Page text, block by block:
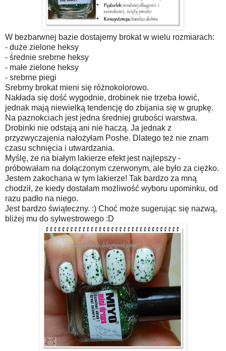
W bezbarwnej bazie dostajemy brokat w wielu rozmiarach:
- duże zielone heksy
- średnie srebrne heksy
- małe zielone heksy
- srebrne piegi
Srebrny brokat mieni się różnokolorowo.
Nakłada się dość wygodnie, drobinek nie trzeba łowić,
jednak mają niewielką tendencję do zbijania się w grupkę.
Na paznokciach jest jedna średniej grubości warstwa.
Drobinki nie odstają ani nie haczą. Ja jednak z
przyzwyczajenia nałożyłam Poshe. Dlatego też nie znam
czasu schnięcia i utwardzania.
Myślę, że na białym lakierze efekt jest najlepszy -
próbowałam na dołączonym czerwonym, ale było za ciężko.
Jestem zakochana w tym lakierze! Tak bardzo za mną
chodził, że kiedy dostałam możliwość wyboru upominku, od
razu padło na niego.
Jest bardzo świąteczny. :) Choć może sugerując się nazwą,
bliżej mu do sylwestrowego :D